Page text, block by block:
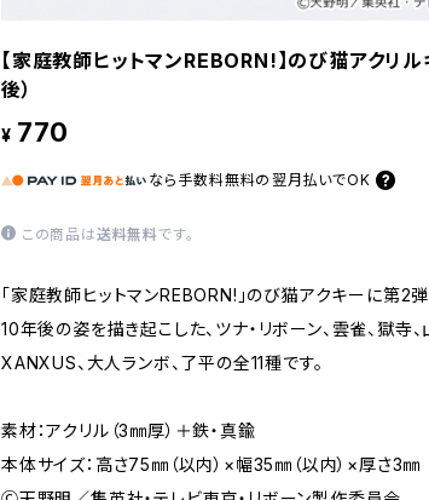
【家庭教師ヒットマンREBORN!】のび猫アクリ
後）
¥ 770
なら 手数料無料の 翌月払いでOK
この商品は送料無料です。
「家庭教師ヒットマンREBORN!」のび猫アクキーに第2
10年後の姿を描き起こした、ツナ・リボーン、雲雀、獄寺、
XANXUS、大人ランボ、了平の全11種です。
素材：アクリル（3㎜厚）＋鉄・真鍮
本体サイズ：高さ75㎜（以内）×幅35㎜（以内）×厚さ3㎜